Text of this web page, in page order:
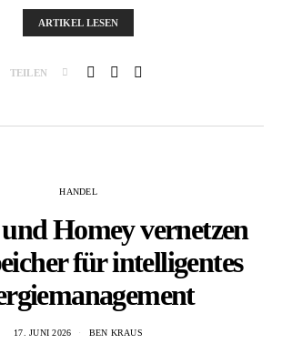
ARTIKEL LESEN
TEILEN
HANDEL
Homey vernetzen
für intelligentes
17. JUNI 2026 BEN KRAUS